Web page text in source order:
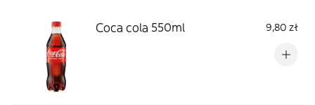
Coca cola 550ml 9,80 zł